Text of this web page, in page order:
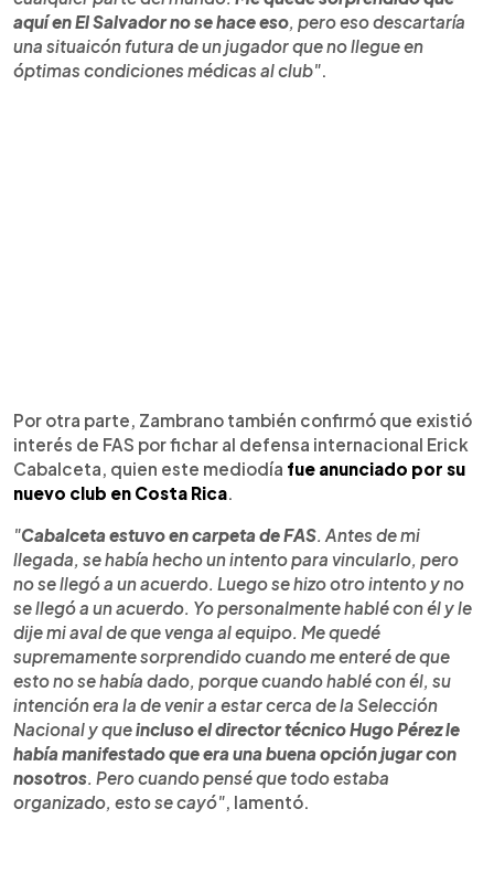
aquí en El Salvador no se hace eso, pero eso descartaría
una situaicón futura de un jugador que no llegue en
óptimas condiciones médicas al club".
Por otra parte, Zambrano también confirmó que existió
interés de FAS por fichar al defensa internacional Erick
Cabalceta, quien este mediodía fue anunciado por su
nuevo club en Costa Rica.
"Cabalceta estuvo en carpeta de FAS. Antes de mi
llegada, se había hecho un intento para vincularlo, pero
no se llegó a un acuerdo. Luego se hizo otro intento y no
se llegó a un acuerdo. Yo personalmente hablé con él y le
dije mi aval de que venga al equipo. Me quedé
supremamente sorprendido cuando me enteré de que
esto no se había dado, porque cuando hablé con él, su
intención era la de venir a estar cerca de la Selección
Nacional y queincluso el director técnico Hugo Pérez le
había manifestado que era una buena opción jugar con
nosotros. Pero cuando pensé que todo estaba
organizado, esto se cayó", lamentó.